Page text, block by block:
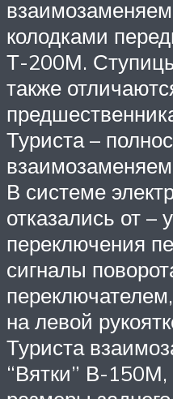
колодками
Т-200М.
также
Туриста –
В системе
отказались от –
переключения
сигналы
на левой
Туриста
“Вятки” В-